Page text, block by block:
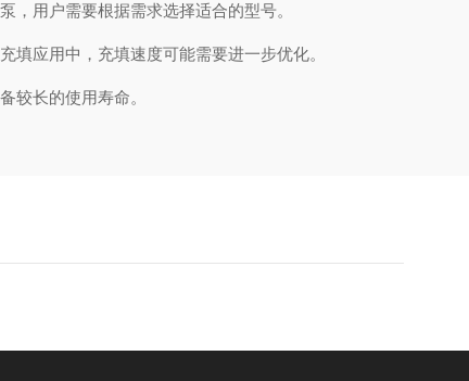
用户需要根据需求选择适合的型号。
应用中，充填速度可能需要进一步优化。
长的使用寿命。